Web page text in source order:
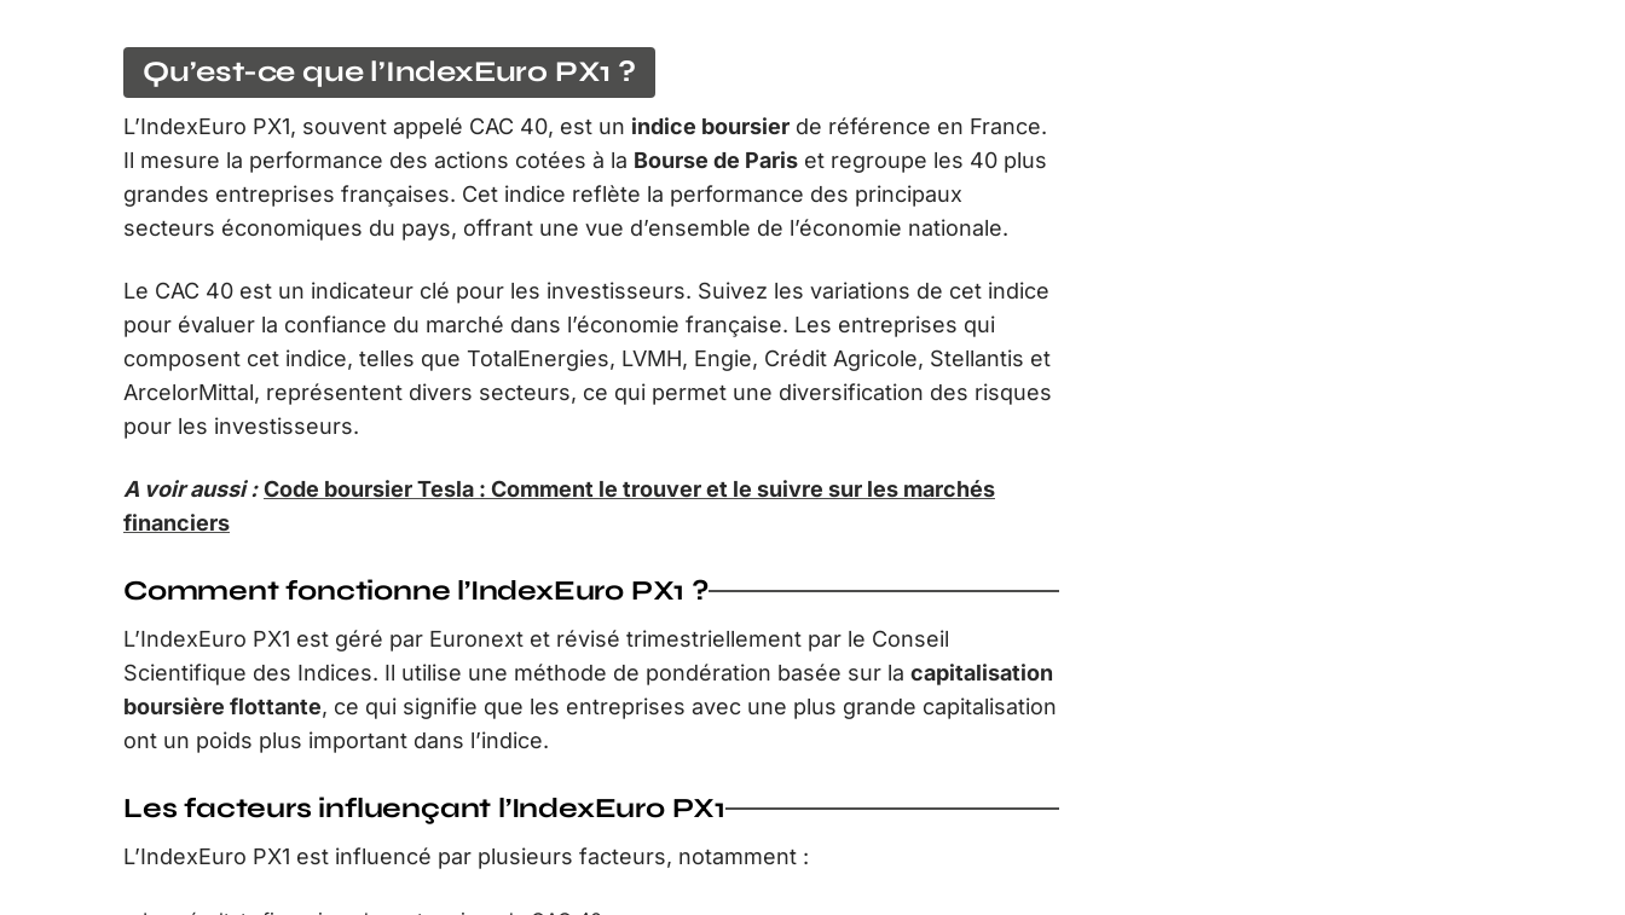
Qu’est-ce que l’IndexEuro PX1 ?
L’IndexEuro PX1, souvent appelé CAC 40, est un indice boursier de référence en France.
Il mesure la performance des actions cotées à la Bourse de Paris et regroupe les 40 plus
grandes entreprises françaises. Cet indice reflète la performance des principaux
secteurs économiques du pays, offrant une vue d’ensemble de l’économie nationale.
Le CAC 40 est un indicateur clé pour les investisseurs. Suivez les variations de cet indice
pour évaluer la confiance du marché dans l’économie française. Les entreprises qui
composent cet indice, telles que TotalEnergies, LVMH, Engie, Crédit Agricole, Stellantis et
ArcelorMittal, représentent divers secteurs, ce qui permet une diversification des risques
pour les investisseurs.
A voir aussi : Code boursier Tesla : Comment le trouver et le suivre sur les marchés
financiers
Comment fonctionne l’IndexEuro PX1 ?
L’IndexEuro PX1 est géré par Euronext et révisé trimestriellement par le Conseil
Scientifique des Indices. Il utilise une méthode de pondération basée sur la capitalisation
boursière flottante, ce qui signifie que les entreprises avec une plus grande capitalisation
ont un poids plus important dans l’indice.
Les facteurs influençant l’IndexEuro PX1
L’IndexEuro PX1 est influencé par plusieurs facteurs, notamment :